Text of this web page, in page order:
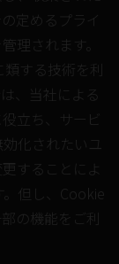
定めるプライ
理されます。
する技術を利
、当社による
立ち、サービ
効化されたいユ
することによ
但し、Cookie
の機能をご利